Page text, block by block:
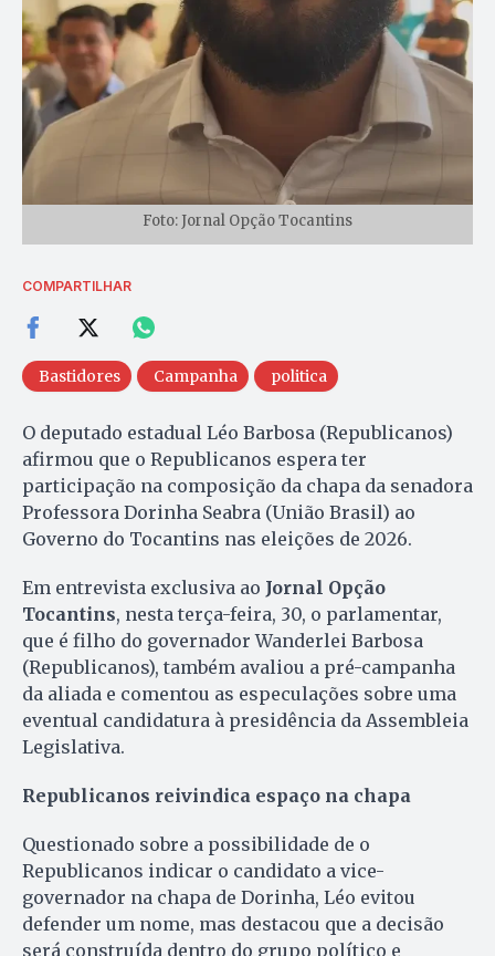
Foto: Jornal Opção Tocantins
COMPARTILHAR
Bastidores Campanha politica
O deputado estadual Léo Barbosa (Republicanos)
afirmou que o Republicanos espera ter
participação na composição da chapa da senadora
Professora Dorinha Seabra (União Brasil) ao
Governo do Tocantins nas eleições de 2026.
Em entrevista exclusiva ao Jornal Opção
Tocantins, nesta terça-feira, 30, o parlamentar,
que é filho do governador Wanderlei Barbosa
(Republicanos), também avaliou a pré-campanha
da aliada e comentou as especulações sobre uma
eventual candidatura à presidência da Assembleia
Legislativa.
Republicanos reivindica espaço na chapa
Questionado sobre a possibilidade de o
Republicanos indicar o candidato a vice-
governador na chapa de Dorinha, Léo evitou
defender um nome, mas destacou que a decisão
será construída dentro do grupo político e